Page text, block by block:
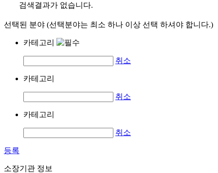
검색결과가 없습니다.
선택된 분야 (선택분야는 최소 하나 이상 선택 하셔야 합니다.)
카테고리
취소
카테고리
취소
카테고리
취소
등록
소장기관 정보